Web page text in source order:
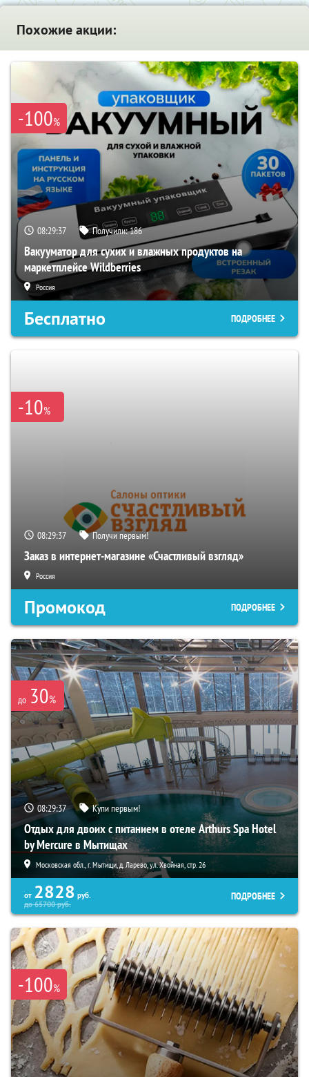
Похожие акции:
-100%
08:29:36 Получили:186
Вакууматор для сухих и влажных продуктов на
маркетплейсе Wildberries
Россия
Бесплатно ПОДРОБНЕЕ
-10%
08:29:36 Получи первым!
Заказ в интернет-магазине «Счастливый взгляд»
Россия
Промокод ПОДРОБНЕЕ
до 30%
08:29:36 Купи первым!
Отдых для двоих с питанием в отеле Arthurs Spa Hotel
by Mercure в Мытищах
Московская обл., г. Мытищи, д. Ларево, ул. Хвойная, стр. 26
от 2828 руб.
до65700руб.
ПОДРОБНЕЕ
-100%